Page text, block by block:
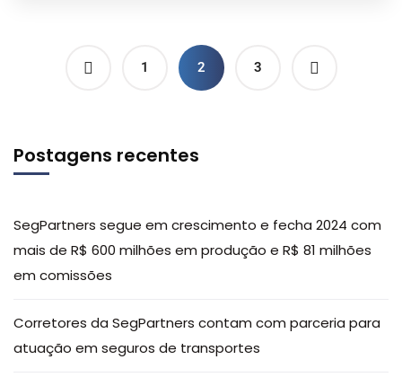
1 2 3
Postagens recentes
SegPartners segue em crescimento e fecha 2024 com
mais de R$ 600 milhões em produção e R$ 81 milhões
em comissões
Corretores da SegPartners contam com parceria para
atuação em seguros de transportes